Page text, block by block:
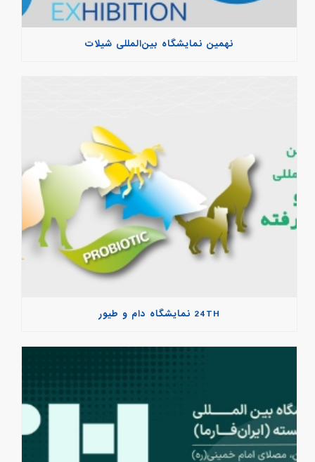
نهمین نمایشگاه بین‌المللی شیلات
24TH نمایشگاه دام و طیور